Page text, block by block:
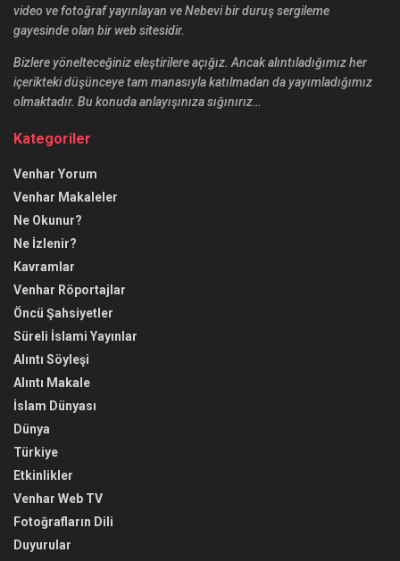
video ve fotoğraf yayınlayan ve Nebevi bir duruş sergileme
gayesinde olan bir web sitesidir.
Bizlere yönelteceğiniz eleştirilere açığız. Ancak alıntıladığımız her
içerikteki düşünceye tam manasıyla katılmadan da yayımladığımız
olmaktadır. Bu konuda anlayışınıza sığınırız…
Kategoriler
Venhar Yorum
Venhar Makaleler
Ne Okunur?
Ne İzlenir?
Kavramlar
Venhar Röportajlar
Öncü Şahsiyetler
Süreli İslami Yayınlar
Alıntı Söyleşi
Alıntı Makale
İslam Dünyası
Dünya
Türkiye
Etkinlikler
Venhar Web TV
Fotoğrafların Dili
Duyurular